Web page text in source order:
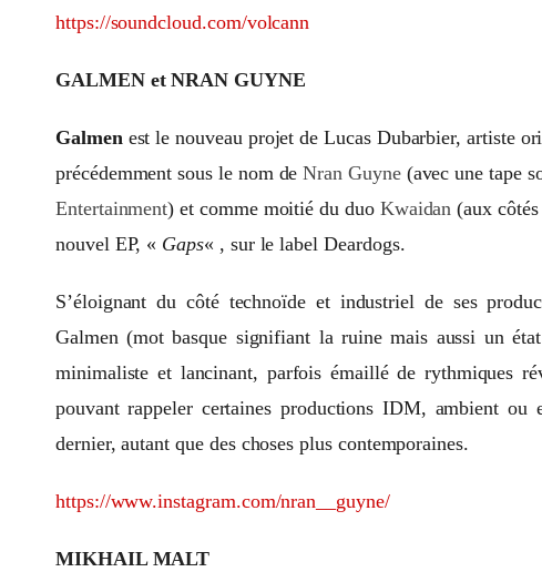
https://soundcloud.com/volcann
GALMEN et NRAN GUYNE
Galmenest le nouveau projet de Lucas Dubarbier, artiste
précédemment sous le nom deNran Guyne(avec une tape
Entertainment) et comme moitié du duo Kwaidan (aux
nouvel EP, « Gaps« , sur le label Deardogs.
S’éloignant du côté technoïde et industriel de ses
Galmen (mot basque signifiant la ruine mais aussi un
minimaliste et lancinant, parfois émaillé de rythmiques
pouvant rappeler certaines productions IDM, ambient ou
dernier, autant que des choses plus contemporaines.
https://www.instagram.com/nran__guyne/
MIKHAIL MALT